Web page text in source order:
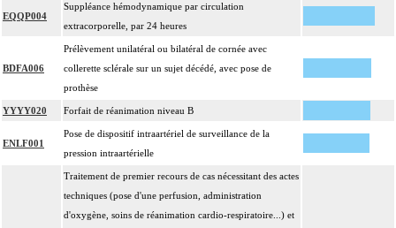
EQQP004
Suppléance hémodynamique par circulation
extracorporelle, par 24 heures
BDFA006
Prélèvement unilatéral ou bilatéral de cornée avec
collerette sclérale sur un sujet décédé, avec pose de
prothèse
YYYY020 Forfait de réanimation niveau B
ENLF001
Pose de dispositif intraartériel de surveillance de la
pression intraartérielle
Traitement de premier recours de cas nécessitant des actes
techniques (pose d'une perfusion, administration
d'oxygène, soins de réanimation cardio-respiratoire...) et